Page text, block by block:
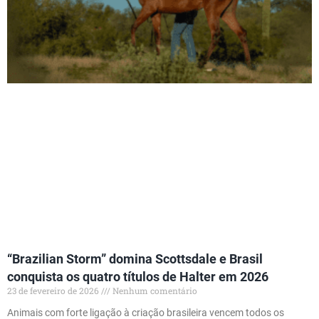
“Brazilian Storm” domina Scottsdale e Brasil
conquista os quatro títulos de Halter em 2026
23 de fevereiro de 2026
Nenhum comentário
Animais com forte ligação à criação brasileira vencem todos os